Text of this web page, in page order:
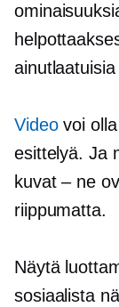
Videovoi olla
esittelyä. Ja
kuvat – ne
riippumatta.
Näytä
sosiaalista